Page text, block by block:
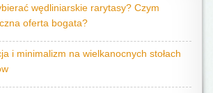
wędliniarskie rarytasy? Czym
oferta bogata?
i minimalizm na wielkanocnych stołach